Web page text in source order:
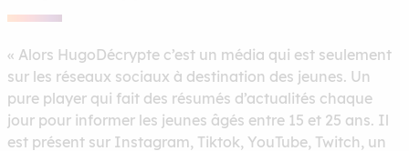
« Alors HugoDécrypte c’est un média qui est seulement
sur les réseaux sociaux à destination des jeunes. Un
pure player qui fait des résumés d’actualités chaque
jour pour informer les jeunes âgés entre 15 et 25 ans. Il
est présent sur Instagram, Tiktok, YouTube, Twitch, un